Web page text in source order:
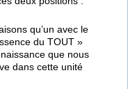
qu’un avec le
du TOUT »
que nous
dans cette unité